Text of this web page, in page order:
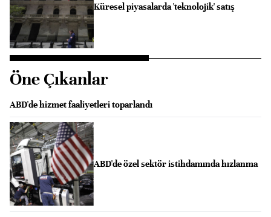
Küresel piyasalarda 'teknolojik' satış
Öne Çıkanlar
ABD'de hizmet faaliyetleri toparlandı
ABD'de özel sektör istihdamında hızlanma